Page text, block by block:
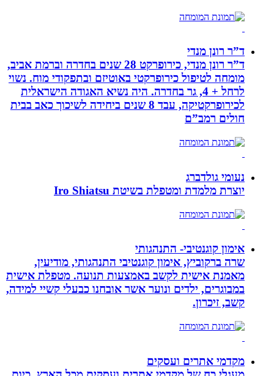
ד”ר רונן מנדי
ד”ר רונן מנדי, כירופרקט 28 שנים בחדרה וברמת אביב,
מומחה לטיפול כירופרקטי באוטיזם ובתפקודי מוח. נשוי
לרחל + 4, גר בחדרה. היה נשיא האגודה הישראלית
לכירופרקטיקה, עבד 8 שנים ביחידה לשיכוך כאב בבית
חולים רמב”ם
נעומי גולדברג
יוצרת מלמדת ומטפלת בשיטת Iro Shiatsu
אימון קוגנטיבי- התנהגותי
שרה ברקוביץ, אימון קוגנטיבי התנהגותי, מודיעין,
מאמנת אישית לקשב באמצעות תנועה. מטפלת אישית
במבוגרים, ילדים ונוער אשר אובחנו כבעלי קשיי למידה,
קשב, זיכרון.
מקדמי אתרים ועסקים